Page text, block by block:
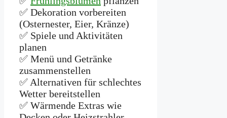
✅ Dekoration vorbereiten
(Osternester, Eier, Kränze)
✅ Spiele und Aktivitäten
planen
✅ Menü und Getränke
zusammenstellen
✅ Alternativen für schlechtes
Wetter bereitstellen
✅ Wärmende Extras wie